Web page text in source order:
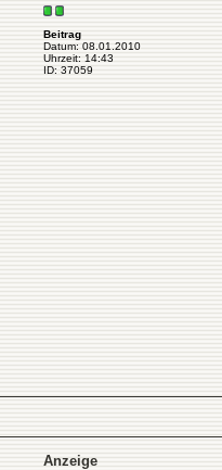
Beitrag
Datum: 08.01.2010
Uhrzeit: 14:43
ID: 37059
Anzeige